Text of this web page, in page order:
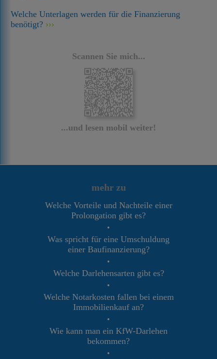
Welche Unterlagen werden für die Finanzierung
benötigt?
Scannen Sie mich...
...und lesen mobil weiter!
mehr zu
Welche Vorteile und Nachteile einer
Prolongation gibt es?
•
Was spricht für eine Umschuldung
einer Baufinanzierung?
•
Welche Darlehensarten gibt es?
•
Welche Notarkosten fallen bei einem
Immobilienkauf an?
•
Wie kann man ein KfW-Darlehen
bekommen?
•